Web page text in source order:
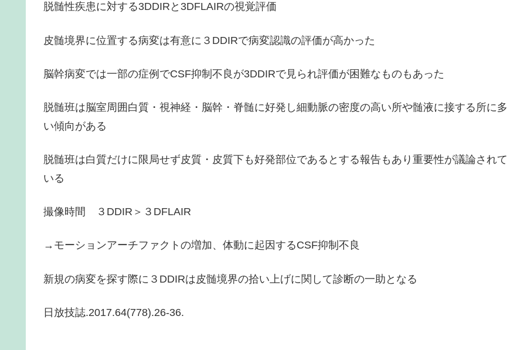
脱髄性疾患に対する3DDIR と 3DFLAIRの視覚評価
皮髄境界に位置する病変は有意に３ DDIRで病変認識の評価が高かった
脳幹病変では一部の症例でCSF抑制不良が3DDIRで見られ評価が困難なものもあった
脱髄班は脳室周囲白質・視神経・脳幹・脊髄に好発し細動脈の密度の高い所や髄液に接する所に多
い傾向がある
脱髄班は白質だけに限局せず皮質・皮質下も好発部位であるとする報告もあり重要性が議論されて
いる
撮像時間 ３ DDIR ＞３ DFLAIR
→ モーションアーチファクトの増加、体動に起因するCSF抑制不良
新規の病変を探す際に３ DDIRは皮髄境界の拾い上げに関して診断の一助となる
日放技誌.2017.64(778).26-36.